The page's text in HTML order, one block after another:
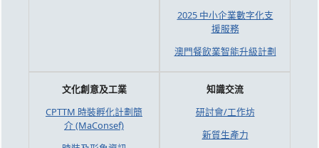
2025 中小企業數字化支
援服務
澳門餐飲業智能升級計劃
文化創意及工業
CPTTM 時裝孵化計劃簡
介 (MaConsef)
知識交流
研討會/工作坊
新質生產力